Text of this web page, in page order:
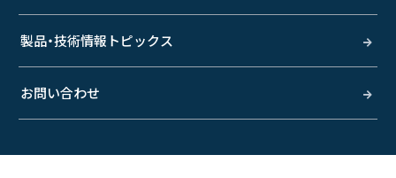
製品・技術情報トピックス
お問い合わせ